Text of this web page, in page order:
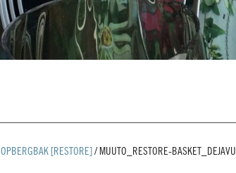
OPBERGBAK [RESTORE] / MUUTO_RESTORE-BASKET_DEJAVU